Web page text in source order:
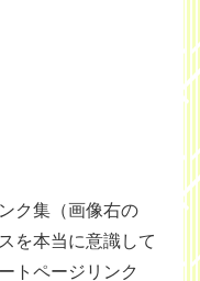
ク集（画像右の
を本当に意識して
トページリンク